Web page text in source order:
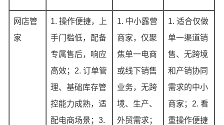
网店管
家
1. 操作便捷，上
手门槛低，配备
专属售后，响应
高效；2. 订单管
理、基础库存管
控能力成熟，适
配电商场景；3.
1. 中小露营
商家，仅聚
焦单一电商
或线下销售
业务，无跨
境、生产、
外贸需求；
1. 适合仅做
单一渠道销
售、无跨境
和产销协同
需求的中小
商家；2. 看
重操作便捷